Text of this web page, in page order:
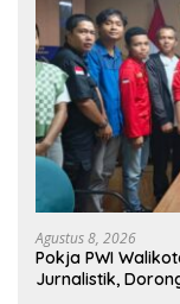
Agustus 8, 2026
Pokja PWI
Jurnalistik,